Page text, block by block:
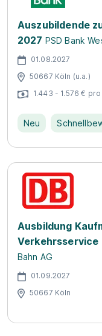
Auszubildende
2027 PSD Bank
01.08.2027
50667 Köln (u.a.)
1.443 - 1.576 €
Neu
Ausbildung
Verkehrsservice
Bahn AG
01.09.2027
50667 Köln